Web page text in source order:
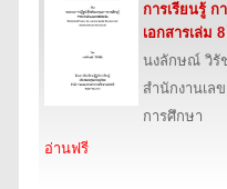
การเรียนรู้ ก
เอกสารเล่ม 8
นงลักษณ์ วิรั
สำนักงานเล
การศึกษา
อ่านฟรี